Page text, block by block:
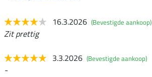
16.3.2026 (Bevestigde aankoop)
Zit prettig
3.3.2026 (Bevestigde aankoop)
-